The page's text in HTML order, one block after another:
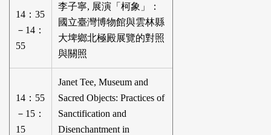
14：35
－14：
55
李子寧, 展演「柯象」：
國立臺灣博物館與雲林縣
大埤鄉北極殿展覽的對照
與關照
14：55
－15：
15
Janet Tee, Museum and
Sacred Objects: Practices of
Sanctification and
Disenchantment in